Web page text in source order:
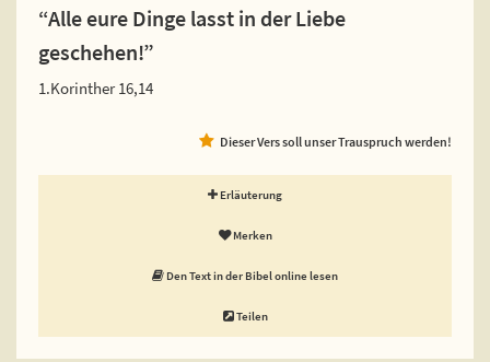
“Alle eure Dinge lasst in der Liebe
geschehen!”
1.Korinther 16,14
Dieser Vers soll unser Trauspruch werden!
Erläuterung
Merken
Den Text in der Bibel online lesen
Teilen